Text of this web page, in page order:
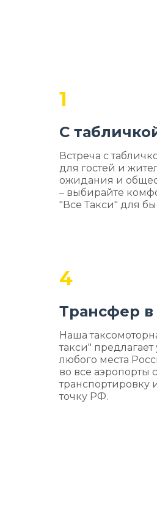
1
С
Встреча с
для гостей и
ожидания и
– выбирайте
"Все Такси" для
4
Трансфер в
Наша
такси"
любого места
во все аэропорты
транспортировку
точку РФ.